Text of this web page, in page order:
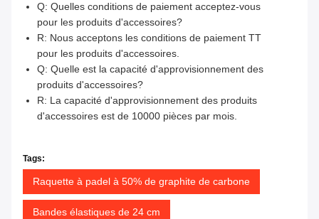
Q: Quelles conditions de paiement acceptez-vous
pour les produits d'accessoires?
R: Nous acceptons les conditions de paiement TT
pour les produits d'accessoires.
Q: Quelle est la capacité d'approvisionnement des
produits d'accessoires?
R: La capacité d'approvisionnement des produits
d'accessoires est de 10000 pièces par mois.
Tags:
Raquette à padel à 50% de graphite de carbone
Bandes élastiques de 24 cm